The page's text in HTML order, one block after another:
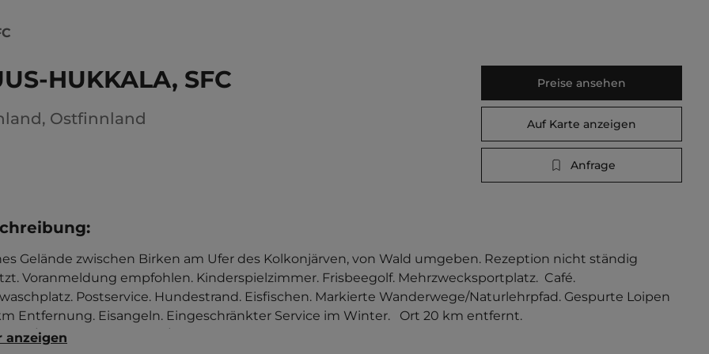
HUKKALA, SFC
, Ostfinnland
Preise ansehen
Auf Karte anzeigen
Anfrage
:
Gelände zwischen Birken am Ufer des Kolkonjärven, von Wald umgeben. Rezeption nicht ständig
Voranmeldung empfohlen. Kinderspielzimmer. Frisbeegolf. Mehrzwecksportplatz.  Café.
Postservice. Hundestrand. Eisfischen. Markierte Wanderwege/Naturlehrpfad. Gespurte Loipen
Entfernung. Eisangeln. Eingeschränkter Service im Winter.   Ort 20 km entfernt.
Dauerstellplätze 100/0.
anzeigen